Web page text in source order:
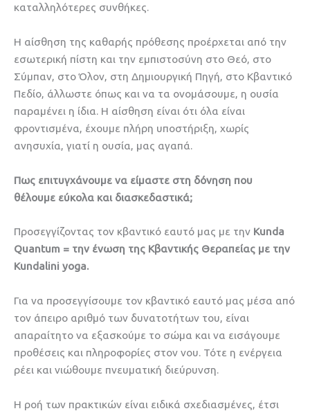
καταλληλότερες συνθήκες.
Η αίσθηση της καθαρής πρόθεσης προέρχεται από την
εσωτερική πίστη και την εμπιστοσύνη στο Θεό, στο
Σύμπαν, στο Όλον, στη Δημιουργική Πηγή, στο Κβαντικό
Πεδίο, άλλωστε όπως και να τα ονομάσουμε, η ουσία
παραμένει η ίδια. Η αίσθηση είναι ότι όλα είναι
φροντισμένα, έχουμε πλήρη υποστήριξη, χωρίς
ανησυχία, γιατί η ουσία, μας αγαπά.
Πως επιτυγχάνουμε να είμαστε στη δόνηση που
θέλουμε εύκολα και διασκεδαστικά;
Προσεγγίζοντας τον κβαντικό εαυτό μας με την Kunda
Quantum = την ένωση της Κβαντικής Θεραπείας με την
Kundalini yoga.
Για να προσεγγίσουμε τον κβαντικό εαυτό μας μέσα από
τον άπειρο αριθμό των δυνατοτήτων του, είναι
απαραίτητο να εξασκούμε το σώμα και να εισάγουμε
προθέσεις και πληροφορίες στον νου. Τότε η ενέργεια
ρέει και νιώθουμε πνευματική διεύρυνση.
Η ροή των πρακτικών είναι ειδικά σχεδιασμένες, έτσι